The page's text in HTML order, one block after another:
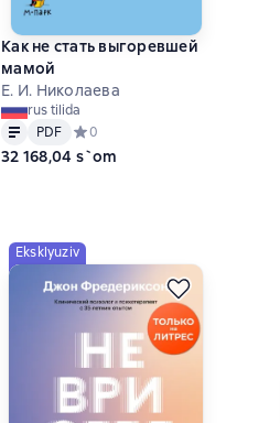
Как не стать выгоревшей
мамой
Е. И. Николаева
rus tilida
Matn
PDF
PDF Средний рейтинг 0 на основе
0
32 168,04 s`om
Eksklyuziv